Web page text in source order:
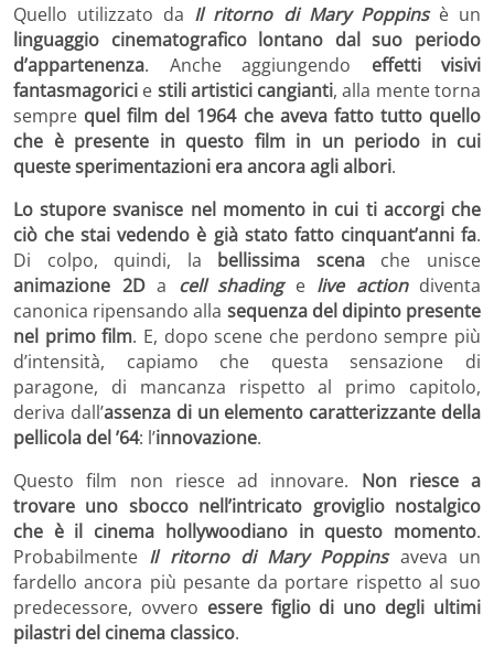
Quello utilizzato da Il ritorno di Mary Poppinsè un
linguaggio cinematografico lontano dal suo periodo
d’appartenenza. Anche aggiungendo effetti visivi
fantasmagorici e stili artistici cangianti, alla mente torna
sempre quel film del 1964 che aveva fatto tutto quello
che è presente in questo film in un periodo in cui
queste sperimentazioni era ancora agli albori.
Lo stupore svanisce nel momento in cui ti accorgi che
ciò che stai vedendo è già stato fatto cinquant’anni fa.
Di colpo, quindi, la bellissima scenache unisce
animazione 2Da cell shadinge live actiondiventa
canonica ripensando alla sequenza del dipinto presente
nel primo film. E, dopo scene che perdono sempre più
d’intensità, capiamo che questa sensazione di
paragone, di mancanza rispetto al primo capitolo,
deriva dall’assenza di un elemento caratterizzante della
pellicola del ’64: l’innovazione.
Questo film non riesce ad innovare. Non riesce a
trovare uno sbocco nell’intricato groviglio nostalgico
che è il cinema hollywoodiano in questo momento.
Probabilmente Il ritorno di Mary Poppinsaveva un
fardello ancora più pesante da portare rispetto al suo
predecessore, ovvero essere figlio di uno degli ultimi
pilastri del cinema classico.